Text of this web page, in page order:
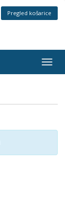
Pregled košarice